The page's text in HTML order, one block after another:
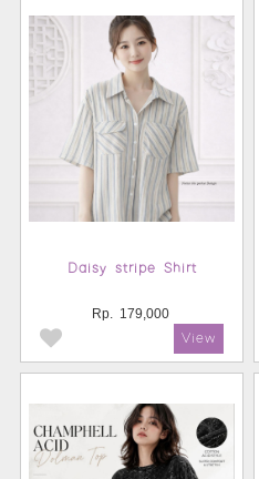
Daisy stripe Shirt
Rp. 179,000